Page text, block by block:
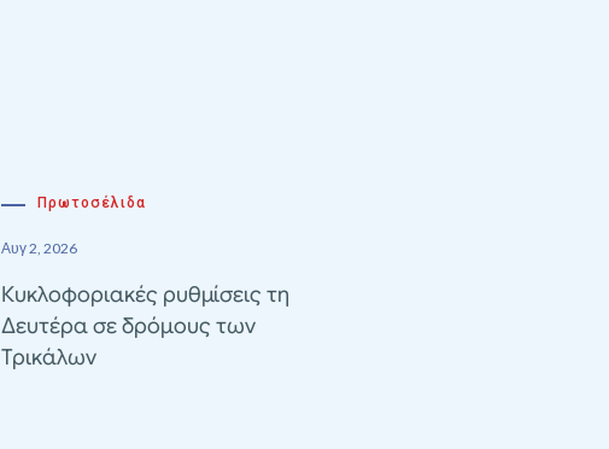
Πρωτοσέλιδα
Αυγ 2, 2026
Κυκλοφοριακές ρυθμίσεις τη
Δευτέρα σε δρόμους των
Τρικάλων